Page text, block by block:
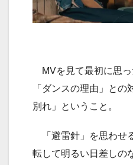
MVを見て最初に思っ
「ダンスの理由」と
別れ」ということ。
「避雷針」を思わせ
転して明るい日差しの